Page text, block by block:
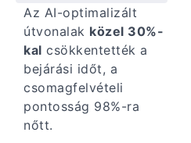
Az AI-optimalizált
útvonalak közel 30%-
kal csökkentették a
bejárási időt, a
csomagfelvételi
pontosság 98%-ra
nőtt.